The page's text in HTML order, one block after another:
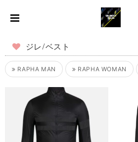
ジレ/ベスト
RAPHA MAN RAPHA WOMAN